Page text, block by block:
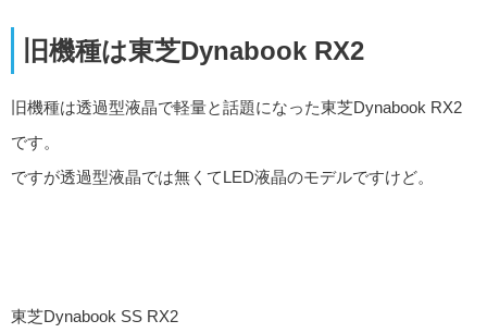
旧機種は東芝Dynabook RX2
旧機種は透過型液晶で軽量と話題になった東芝Dynabook RX2
です。
ですが透過型液晶では無くてLED液晶のモデルですけど。
東芝Dynabook SS RX2